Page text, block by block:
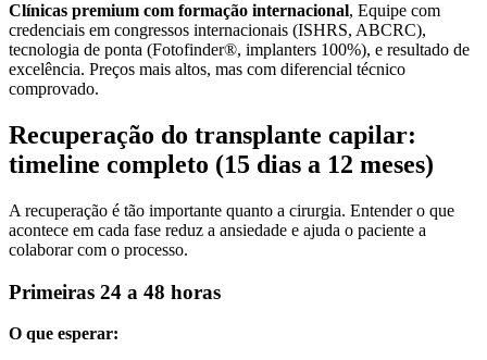
Clínicas premium com formação internacional, Equipe com
credenciais em congressos internacionais (ISHRS, ABCRC),
tecnologia de ponta (Fotofinder®, implanters 100%), e resultado de
excelência. Preços mais altos, mas com diferencial técnico
comprovado.
Recuperação do transplante capilar:
timeline completo (15 dias a 12 meses)
A recuperação é tão importante quanto a cirurgia. Entender o que
acontece em cada fase reduz a ansiedade e ajuda o paciente a
colaborar com o processo.
Primeiras 24 a 48 horas
O que esperar: